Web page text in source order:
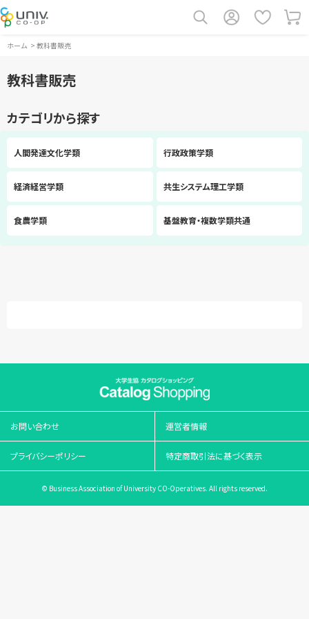
ホーム > 教科書販売
教科書販売
カテゴリから探す
人間発達文化学類 行政政策学類
経済経営学類 共生システム理工学類
食農学類 基盤教育・複数学類共通
お問い合わせ 運営者情報
プライバシーポリシー 特定商取引法に基づく表示
© Business Association of University CO-Operatives. All rights reserved.